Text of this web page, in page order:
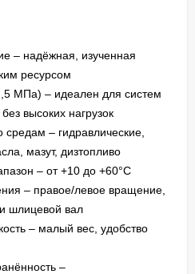
– надёжная, изученная
ресурсом
МПа) – идеален для систем
высоких нагрузок
средам – гидравлические,
мазут, дизтопливо
– от +10 до +60°C
– правое/левое вращение,
шлицевой вал
– малый вес, удобство
–